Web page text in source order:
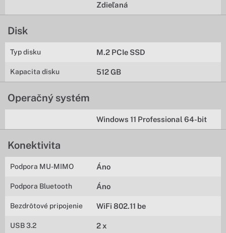
Zdieľaná
Disk
Typ disku M.2 PCIe SSD
Kapacita disku 512 GB
Operačný systém
Windows 11 Professional 64-bit
Konektivita
Podpora MU-MIMO Áno
Podpora Bluetooth Áno
Bezdrôtové pripojenie WiFi 802.11 be
USB 3.2 2 x